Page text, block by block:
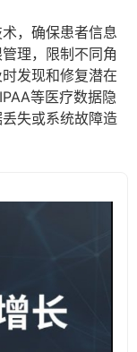
，确保患者信息
理，限制不同角
发现和修复潜在
等医疗数据隐
失或系统故障造